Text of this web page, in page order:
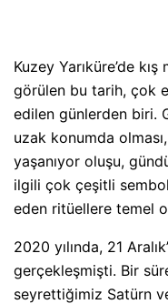
Kuzey Yarıküre’de
görülen bu tarih, çok
edilen günlerden biri.
uzak konumda
yaşanıyor oluşu,
ilgili çok çeşitli
eden ritüellere temel
2020 yılında, 21
gerçekleşmişti. Bir
seyrettiğimiz Satürn